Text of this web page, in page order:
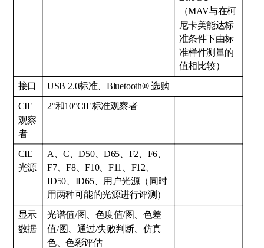
（MAV与在柯
尼卡美能达标
准条件下由标
准样件测量的
值相比较）
接口 USB 2.0标准、Bluetooth® 选购
CIE
观察
者
2°和10°CIE标准观察者
CIE
光源
A、C、D50、D65、F2、F6、
F7、F8、F10、F11、F12、
ID50、ID65、用户光源（同时
用两种可能的光源进行评测）
显示
数据
光谱值/图、色度值/图、色差
值/图、通过/失败判断、仿真
色、色彩评估